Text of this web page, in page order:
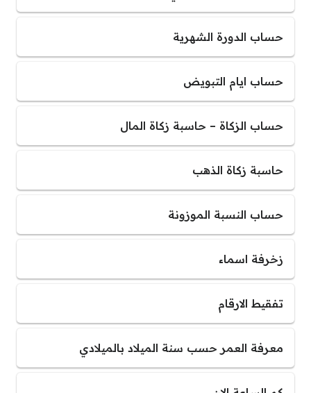
حساب الدورة الشهرية
حساب ايام التبويض
حساب الزكاة – حاسبة زكاة المال
حاسبة زكاة الذهب
حساب النسبة الموزونة
زخرفة اسماء
تفقيط الارقام
معرفة العمر حسب سنة الميلاد بالميلادي